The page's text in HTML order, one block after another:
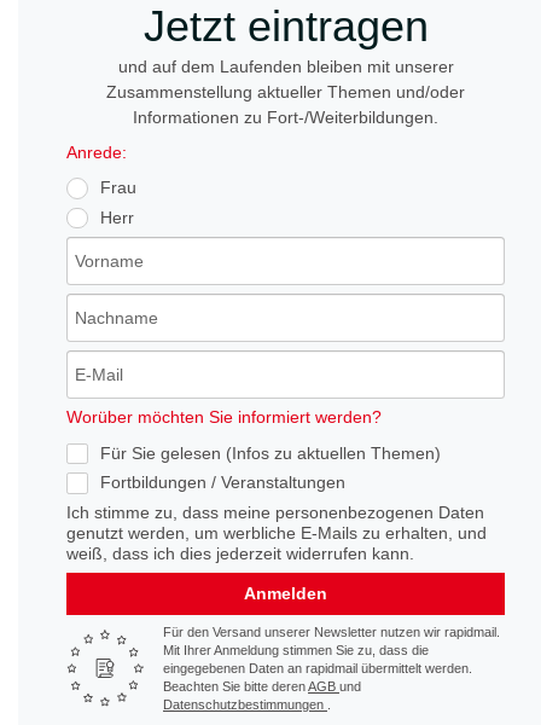
Jetzt eintragen
und auf dem Laufenden bleiben mit unserer
Zusammenstellung aktueller Themen und/oder
Informationen zu Fort-/Weiterbildungen.
Anrede:
Frau
Herr
Worüber möchten Sie informiert werden?
Für Sie gelesen (Infos zu aktuellen Themen)
Fortbildungen / Veranstaltungen
Ich stimme zu, dass meine personenbezogenen Daten
genutzt werden, um werbliche E-Mails zu erhalten, und
weiß, dass ich dies jederzeit widerrufen kann.
Anmelden
Für den Versand unserer Newsletter nutzen wir rapidmail.
Mit Ihrer Anmeldung stimmen Sie zu, dass die
eingegebenen Daten an rapidmail übermittelt werden.
Beachten Sie bitte derenAGB und
Datenschutzbestimmungen